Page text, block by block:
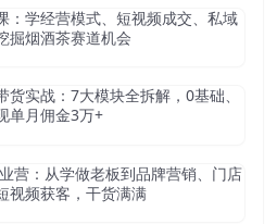
：学经营模式、短视频成交、私域
掘烟酒茶赛道机会
货实战：7大模块全拆解，0基础、
单月佣金3万+
营：从学做老板到品牌营销、门店
视频获客，干货满满